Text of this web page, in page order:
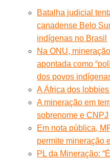
Batalha judicial
canadense Belo
indígenas no Brasil
Na ONU,
apontada como
dos povos
A África dos
A mineração em
sobrenome e CNPJ
Em nota pública,
permite mineração
PL da Mineração: